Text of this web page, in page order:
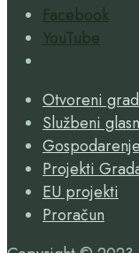
Facebook
YouTube
Window
Otvoreni grad
Službeni
Projekti
EU projekti
Proračun